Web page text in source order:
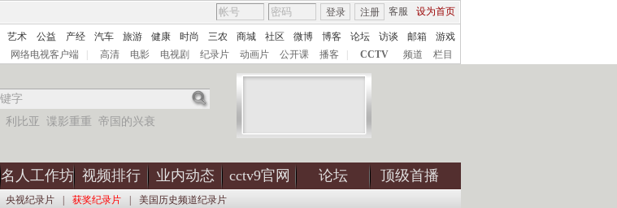
客服 设为首页
登录 注册
艺术 公益 产经 汽车 旅游 健康 时尚 三农 商城 社区 微博 博客 论坛 访谈 邮箱
游戏
网络电视客户端 高清 电影 电视剧 纪录片 动画片 公开课 播客 CCTV 频道 栏目
利比亚 谍影重重 帝国的兴衰
名人工作坊 视频排行 业内动态 cctv9官网 论坛 顶级首播
央视纪录片 获奖纪录片 美国历史频道纪录片